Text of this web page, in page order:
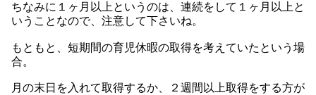
ちなみに１ヶ月以上というのは、連続をして１ヶ月以上と
いうことなので、注意して下さいね。
もともと、短期間の育児休暇の取得を考えていたという場
合。
月の末日を入れて取得するか、２週間以上取得をする方が